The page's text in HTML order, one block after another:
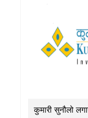
कुमारी सुनौलो